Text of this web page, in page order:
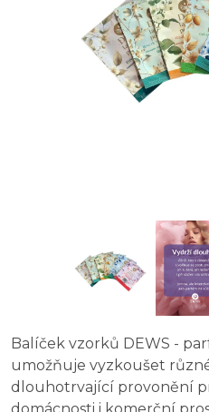
Balíček vzorků DEWS -
umožňuje vyzkoušet
dlouhotrvající provonění